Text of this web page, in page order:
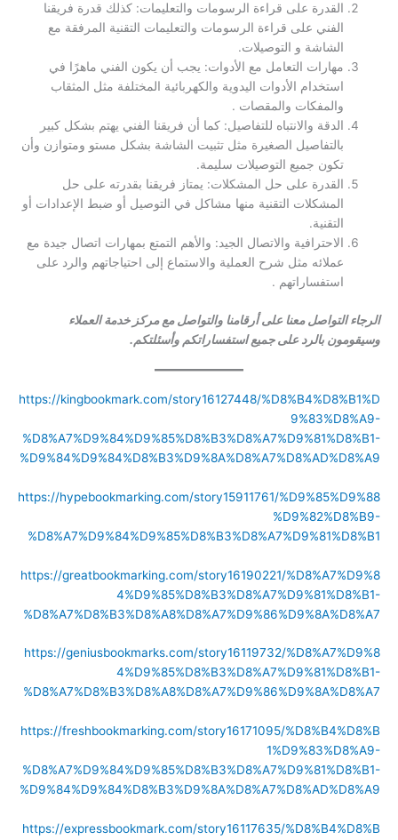
القدرة على قراءة الرسومات والتعليمات: كذلك قدرة فريقنا
الفني على قراءة الرسومات والتعليمات التقنية المرفقة مع
الشاشة و التوصيلات.
مهارات التعامل مع الأدوات: يجب أن يكون الفني ماهرًا في
استخدام الأدوات اليدوية والكهربائية المختلفة مثل المثقاب
والمفكات والمقصات .
الدقة والانتباه للتفاصيل: كما أن فريقنا الفني يهتم بشكل كبير
بالتفاصيل الصغيرة مثل تثبيت الشاشة بشكل مستو ومتوازن وأن
تكون جميع التوصيلات سليمة.
القدرة على حل المشكلات: يمتاز فريقنا بقدرته على حل
المشكلات التقنية منها مشاكل في التوصيل أو ضبط الإعدادات أو
التقنية.
الاحترافية والاتصال الجيد: والأهم التمتع بمهارات اتصال جيدة مع
عملائه مثل شرح العملية والاستماع إلى احتياجاتهم والرد على
استفساراتهم .
الرجاء التواصل معنا على أرقامنا والتواصل مع مركز خدمة العملاء
وسيقومون بالرد على جميع استفساراتكم وأسئلتكم.
https://kingbookmark.com/story16127448/%D8%B4%D8%B1%D
9%83%D8%A9-
%D8%A7%D9%84%D9%85%D8%B3%D8%A7%D9%81%D8%B1-
%D9%84%D9%84%D8%B3%D9%8A%D8%A7%D8%AD%D8%A9
https://hypebookmarking.com/story15911761/%D9%85%D9%88
%D9%82%D8%B9-
%D8%A7%D9%84%D9%85%D8%B3%D8%A7%D9%81%D8%B1
https://greatbookmarking.com/story16190221/%D8%A7%D9%8
4%D9%85%D8%B3%D8%A7%D9%81%D8%B1-
%D8%A7%D8%B3%D8%A8%D8%A7%D9%86%D9%8A%D8%A7
https://geniusbookmarks.com/story16119732/%D8%A7%D9%8
4%D9%85%D8%B3%D8%A7%D9%81%D8%B1-
%D8%A7%D8%B3%D8%A8%D8%A7%D9%86%D9%8A%D8%A7
https://freshbookmarking.com/story16171095/%D8%B4%D8%B
1%D9%83%D8%A9-
%D8%A7%D9%84%D9%85%D8%B3%D8%A7%D9%81%D8%B1-
%D9%84%D9%84%D8%B3%D9%8A%D8%A7%D8%AD%D8%A9
https://expressbookmark.com/story16117635/%D8%B4%D8%B